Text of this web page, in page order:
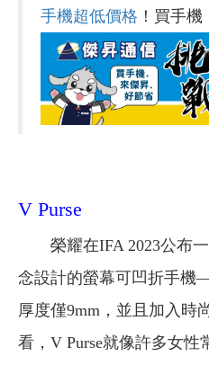
手機超低價格 ！買手
V Purse
榮耀在IFA 2023公布
念設計的螢幕可凹折手機
厚度僅9mm，並且加入時
看，V Purse就像許多女